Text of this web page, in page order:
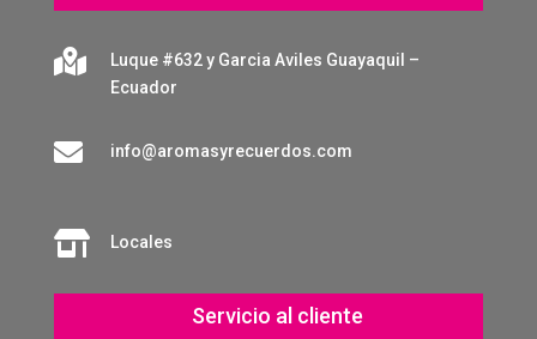

Luque #632 y Garcia Aviles Guayaquil –
Ecuador
 info@aromasyrecuerdos.com
 Locales
Servicio al cliente